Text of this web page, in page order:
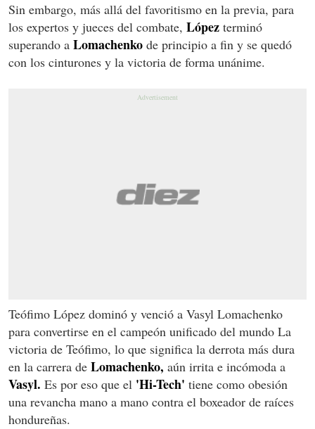
Sin embargo, más allá del favoritismo en la previa, para
los expertos y jueces del combate, López terminó
superando a Lomachenko de principio a fin y se quedó
con los cinturones y la victoria de forma unánime.
Teófimo López dominó y venció a Vasyl Lomachenko
para convertirse en el campeón unificado del mundo La
victoria de Teófimo, lo que significa la derrota más dura
en la carrera de Lomachenko, aún irrita e incómoda a
Vasyl. Es por eso que el 'Hi-Tech' tiene como obesión
una revancha mano a mano contra el boxeador de raíces
hondureñas.